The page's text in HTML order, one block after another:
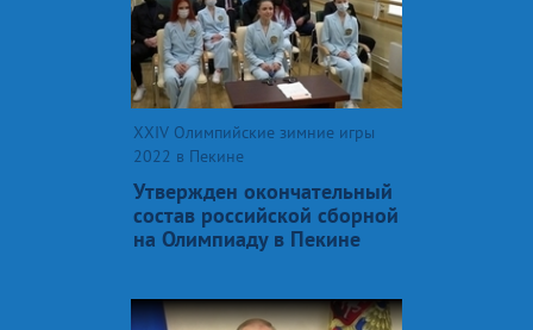
XXIV Олимпийские зимние игры
2022 в Пекине
Утвержден окончательный
состав российской сборной
на Олимпиаду в Пекине